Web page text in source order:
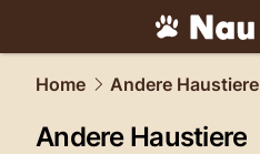
tiere.NAU.ch
Home Andere Haustiere
Andere Haustiere